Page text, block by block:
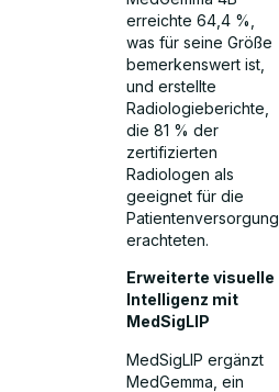
erreichte 64,4 %,
was für seine Größe
bemerkenswert ist,
und erstellte
Radiologieberichte,
die 81 % der
zertifizierten
Radiologen als
geeignet für die
Patientenversorgung
erachteten.
Erweiterte visuelle
Intelligenz mit
MedSigLIP
MedSigLIP ergänzt
MedGemma, ein